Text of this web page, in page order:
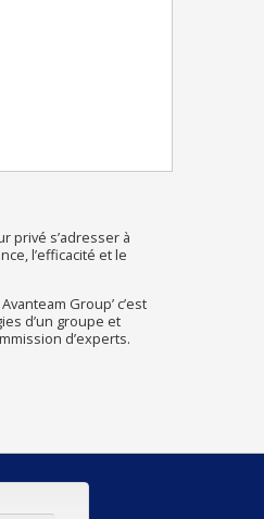
privé s’adresser à
l’efficacité et le
Group’ c’est
d’un groupe et
d’experts.